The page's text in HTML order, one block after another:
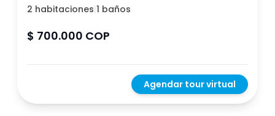
2 habitaciones|1 baños
$ 700.000 COP
Agendar tour virtual
Hace 1 año